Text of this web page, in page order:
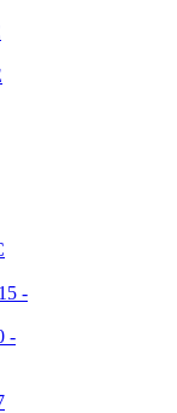
-
-